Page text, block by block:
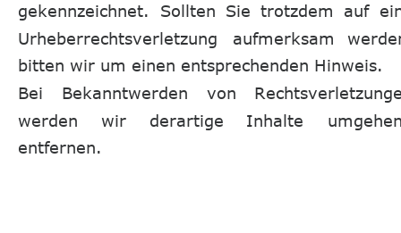
gekennzeichnet.
Sollten Sie trotzdem auf
Urheberrechtsverletzung
aufmerksam
bitten wir um einen entsprechenden Hinweis.
Bei
Bekanntwerden von
werden
wir derartige Inhalte
entfernen.